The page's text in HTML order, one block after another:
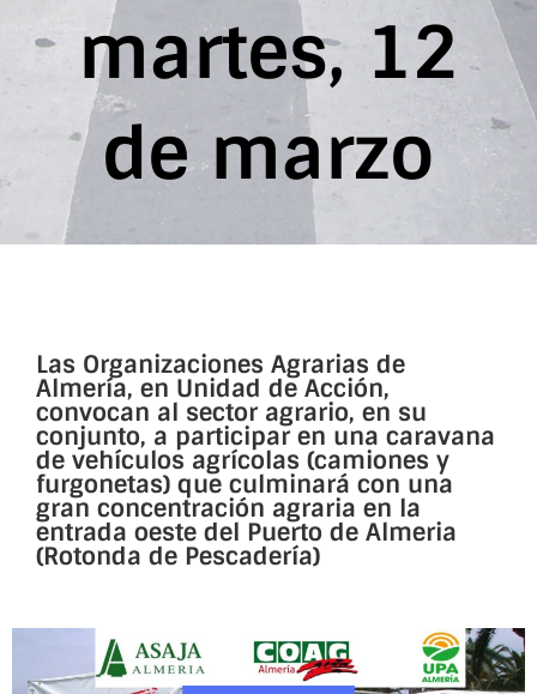
martes, 12
de marzo
Las Organizaciones Agrarias de
Almería, en Unidad de Acción,
convocan al sector agrario, en su
conjunto, a participar en una caravana
de vehículos agrícolas (camiones y
furgonetas) que culminará con una
gran concentración agraria en la
entrada oeste del Puerto de Almeria
(Rotonda de Pescadería)